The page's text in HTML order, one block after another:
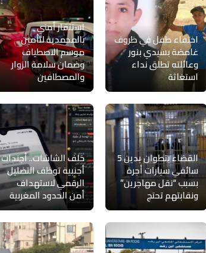
اختفاء طفل في ظروف
غامضة بسيدي بنور
وعائلته تطلق نداء
استغاثة
استنفار أمني
بالمحمدية لتأمين
موسم الاصطياف
وضمان سلامة الزوار
والمصطافين
القضاء بتطوان يدين 5
سائقي سيارات أجرة
بسبب “نقل مهاجرين”
ونقابتهم تحتج
خلف الشاشات.. أجندات
أجنبية توظف التضليل
الرقمي لاستهداف
أمن الحدود المغربية